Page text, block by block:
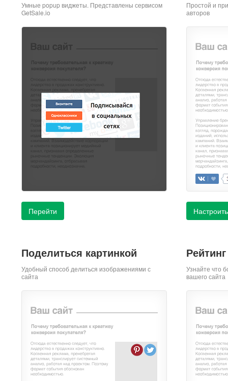
Умные popup виджеты. Представлены сервисом
GetSale.io
Перейти
Простой и
авторов
Настроить
Поделиться картинкой
Удобный способ делиться изображениями с
сайта
Узнайте что
вашего сайта